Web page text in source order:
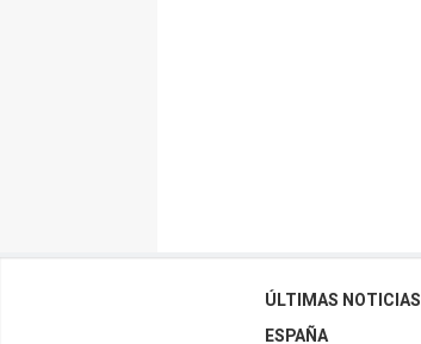
ÚLTIMAS NOTICIAS
ESPAÑA